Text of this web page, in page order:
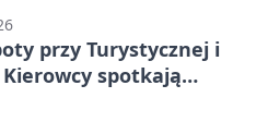
przy Turystycznej i
spotkają